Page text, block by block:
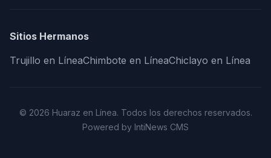
Sitios Hermanos
Trujillo en LíneaChimbote en LíneaChiclayo en Línea
© 2026 Huaraz en Línea. Todos los derechos reservados.
Powered by IntiNews CMS